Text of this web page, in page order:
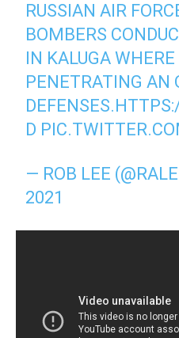
RUSSIAN AIR
BOMBERS
IN KALUGA
PENETRATING AN
DEFENSES.
D
— ROB LEE
2021